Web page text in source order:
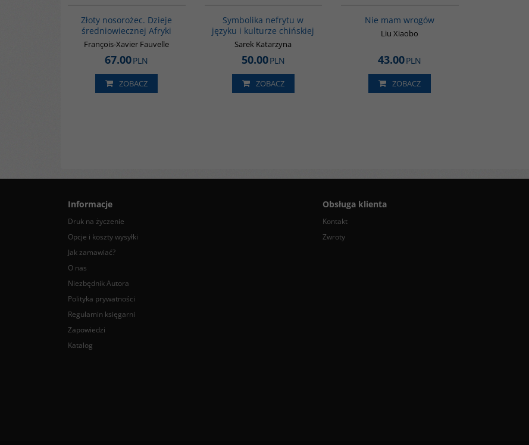
Złoty nosorożec. Dzieje
średniowiecznej Afryki
François-Xavier Fauvelle
67.00PLN
ZOBACZ
Symbolika nefrytu w
języku i kulturze chińskiej
Sarek Katarzyna
50.00PLN
ZOBACZ
Nie mam wrogów
Liu Xiaobo
43.00PLN
ZOBACZ
Informacje
Druk na życzenie
Opcje i koszty wysyłki
Jak zamawiać?
O nas
Niezbędnik Autora
Polityka prywatności
Regulamin księgarni
Zapowiedzi
Katalog
Obsługa klienta
Kontakt
Zwroty